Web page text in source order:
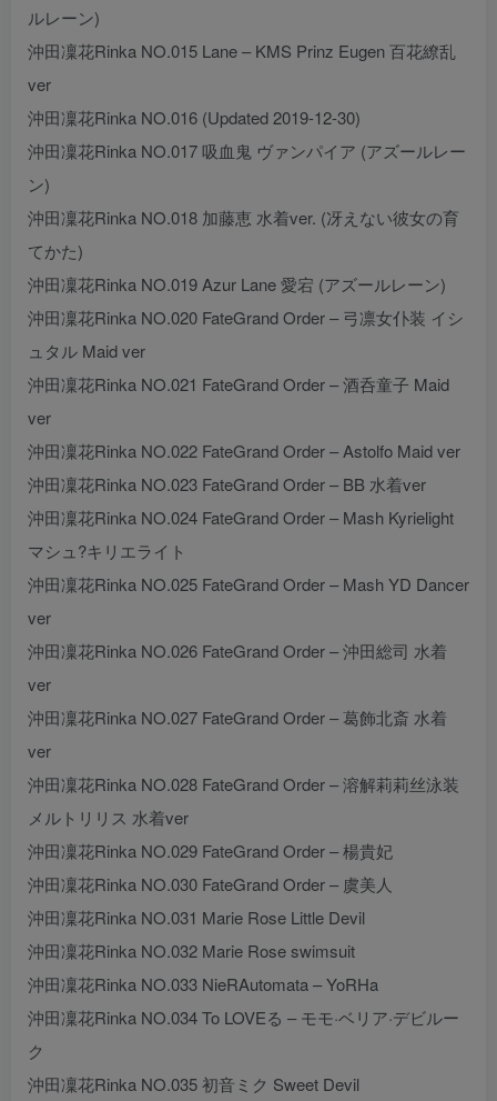
ルレーン)
沖田凜花Rinka NO.015 Lane – KMS Prinz Eugen 百花繚乱
ver
沖田凜花Rinka NO.016 (Updated 2019-12-30)
沖田凜花Rinka NO.017 吸血鬼 ヴァンパイア (アズールレー
ン)
沖田凜花Rinka NO.018 加藤恵 水着ver. (冴えない彼女の育
てかた)
沖田凜花Rinka NO.019 Azur Lane 愛宕 (アズールレーン)
沖田凜花Rinka NO.020 FateGrand Order – 弓凛女仆装 イシ
ュタル Maid ver
沖田凜花Rinka NO.021 FateGrand Order – 酒呑童子 Maid
ver
沖田凜花Rinka NO.022 FateGrand Order – Astolfo Maid ver
沖田凜花Rinka NO.023 FateGrand Order – BB 水着ver
沖田凜花Rinka NO.024 FateGrand Order – Mash Kyrielight
マシュ?キリエライト
沖田凜花Rinka NO.025 FateGrand Order – Mash YD Dancer
ver
沖田凜花Rinka NO.026 FateGrand Order – 沖田総司 水着
ver
沖田凜花Rinka NO.027 FateGrand Order – 葛飾北斎 水着
ver
沖田凜花Rinka NO.028 FateGrand Order – 溶解莉莉丝泳装
メルトリリス 水着ver
沖田凜花Rinka NO.029 FateGrand Order – 楊貴妃
沖田凜花Rinka NO.030 FateGrand Order – 虞美人
沖田凜花Rinka NO.031 Marie Rose Little Devil
沖田凜花Rinka NO.032 Marie Rose swimsuit
沖田凜花Rinka NO.033 NieRAutomata – YoRHa
沖田凜花Rinka NO.034 To LOVEる – モモ·ベリア·デビルー
ク
沖田凜花Rinka NO.035 初音ミク Sweet Devil